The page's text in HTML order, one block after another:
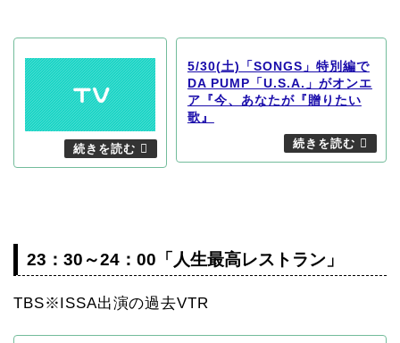
5/30(土)「SONGS」特別編で
DA PUMP「U.S.A.」がオンエ
ア『今、あなたが『贈りたい
歌』
23：30～24：00「人生最高レストラン」
TBS※ISSA出演の過去VTR